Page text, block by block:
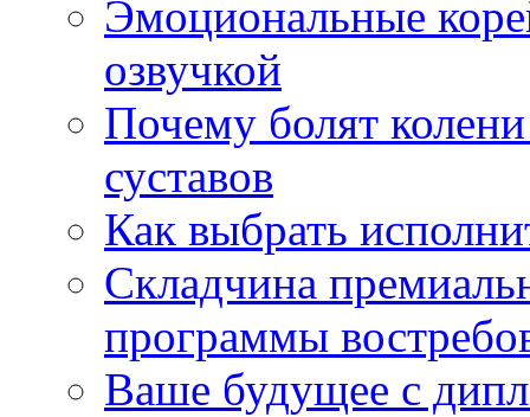
Эмоциональные
озвучкой
Почему болят
суставов
Как выбрать
Складчина
программы
Ваше будущее с